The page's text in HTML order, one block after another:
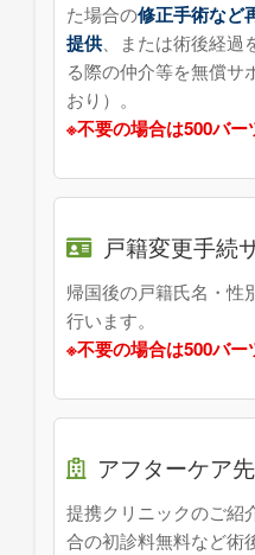
た場合の修正手術など
提供、または術後経過
る際の仲介等を無償サ
おり）。
※不要の場合は500バー
戸籍変更手続
帰国後の戸籍氏名・性
行います。
※不要の場合は500バー
アフターケア
提携クリニックのご紹
合の初診料無料など術